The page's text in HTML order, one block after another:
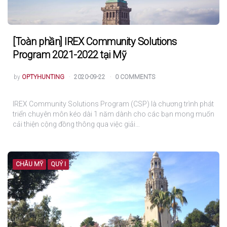
[Toàn phần] IREX Community Solutions
Program 2021-2022 tại Mỹ
POSTED
by OPTYHUNTING 2020-09-22 0 COMMENTS
IREX Community Solutions Program (CSP) là chương trình phát
triển chuyên môn kéo dài 1 năm dành cho các bạn mong muốn
cải thiện cộng đồng thông qua việc giải…
CHÂU MỸ QUÝ I